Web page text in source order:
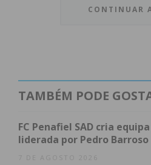
O segundo lugar foi
Índice
A anatomia do croissant
Avaliação por especialistas
O caminho até à final
CONTINUAR
TAMBÉM PODE
FC Penafiel SAD cria
liderada por Pedro Barroso
7 DE AGOSTO 2026